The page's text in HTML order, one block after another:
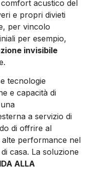
comfort acustico del
e propri divieti
per vincolo
per esempio,
invisibile
tecnologie
e capacità di
a servizio di
di offrire al
alte performance nel
casa. La soluzione
ALLA